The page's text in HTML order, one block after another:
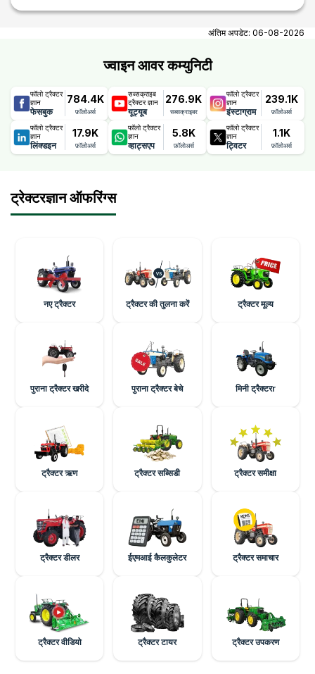
At tractorgyan get Cellestial tractor showrooms in
Rajasthan contact number, email, city, pincode, address.
अंतिम अपडेट: 06-08-2026
ज्वाइन आवर कम्युनिटी
फॉलो ट्रैक्टर
ज्ञान
फेसबुक
784.4K
फ़ॉलोअर्स
सब्सक्राइब
ट्रैक्टर ज्ञान
यूट्यूब
276.9K
सब्सक्राइबर
फॉलो ट्रैक्टर
ज्ञान
इंस्टाग्राम
239.1K
फ़ॉलोअर्स
फॉलो ट्रैक्टर
ज्ञान
लिंक्डइन
17.9K
फ़ॉलोअर्स
फॉलो ट्रैक्टर
ज्ञान
व्हाट्सएप
5.8K
फ़ॉलोअर्स
फॉलो ट्रैक्टर
ज्ञान
ट्विटर
1.1K
फ़ॉलोअर्स
ट्रेक्टरज्ञान ऑफरिंग्स
नए ट्रैक्टर ट्रैक्टर की तुलना करें ट्रैक्टर मूल्य
पुराना ट्रैक्टर खरीदे पुराना ट्रैक्टर बेचे मिनी ट्रैक्टरr
ट्रैक्टर ऋण ट्रैक्टर सब्सिडी ट्रैक्टर समीक्षा
ट्रैक्टर डीलर ईएमआई कैलकुलेटर ट्रैक्टर समाचार
ट्रैक्टर वीडियो ट्रैक्टर टायर ट्रैक्टर उपकरण